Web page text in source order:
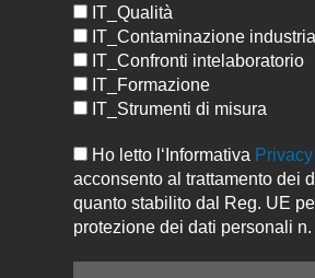
IT_Qualità
IT_Contaminazione
IT_Confronti intelaboratorio
IT_Formazione
IT_Strumenti di misura
Ho letto l‘Informativa
acconsento al trattamento dei
quanto stabilito dal Reg. UE
protezione dei dati personali